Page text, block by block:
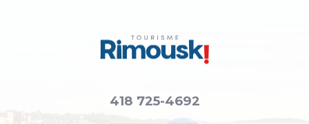
418 725-4692